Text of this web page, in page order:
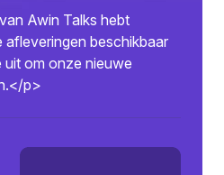
Awin Talks hebt
afleveringen beschikbaar
uit om onze nieuwe
p>